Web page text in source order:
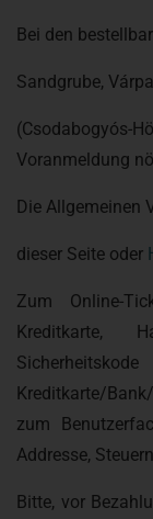
Bei den
Sandgrube,
(Csodabogyós-
Voranmeldung
Die Allgemeinen
dieser Seite oder
Zum Online-
Kreditkarte,
Kreditkarte/
zum
Addresse,
Bitte, vor